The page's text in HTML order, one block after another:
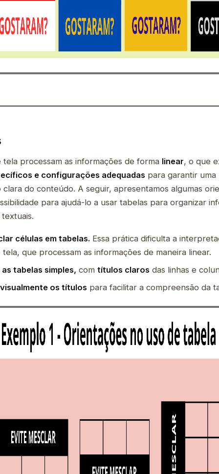
tela processam as informações de forma linear, o que
e configurações adequadas para garantir uma
clara do conteúdo. A seguir, apresentamos algumas
para ajudá-lo a usar tabelas para organizar
células em tabelas. Essa prática dificulta a
que processam as informações de maneira linear.
tabelas simples, com títulos claros das linhas e
os títulos para facilitar a compreensão da